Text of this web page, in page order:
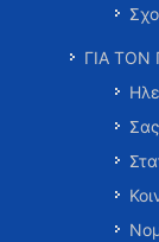
ΓΙΑ ΤΟΝ